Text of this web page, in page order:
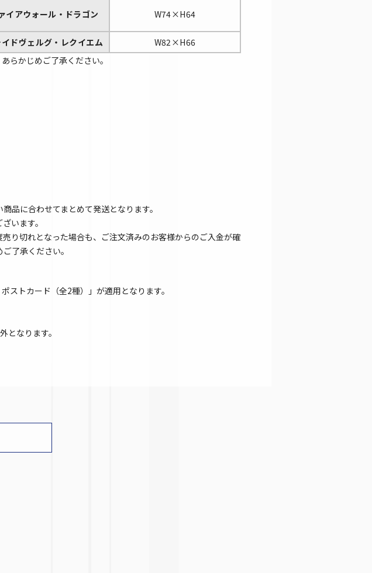
イアウォール・ドラゴン W74×H64
ドヴェルグ・レクイエム
W82×H66
らかじめご了承ください。
品に合わせてまとめて発送となります。
います。
り切れとなった場合も、ご注文済みのお客様からのご入金が確
了承ください。
トカード（全2種）」が適用となります。
なります。